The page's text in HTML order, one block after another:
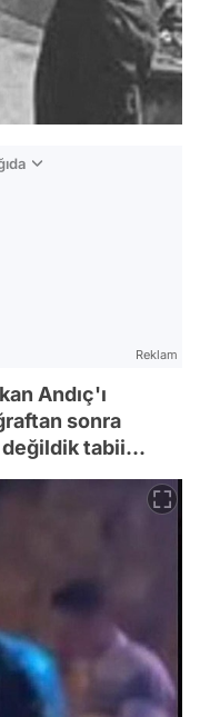
Reklam
Andıç'ı
sonra
değildik tabii...